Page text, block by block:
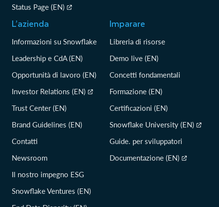
Status Page (EN)
L’azienda
Informazioni su Snowflake
Leadership e CdA (EN)
Opportunità di lavoro (EN)
Investor Relations (EN)
Trust Center (EN)
Brand Guidelines (EN)
Contatti
Newsroom
Il nostro impegno ESG
Snowflake Ventures (EN)
Imparare
Libreria di risorse
Demo live (EN)
Concetti fondamentali
Formazione (EN)
Certificazioni (EN)
Snowflake University (EN)
Guide. per sviluppatori
Documentazione (EN)